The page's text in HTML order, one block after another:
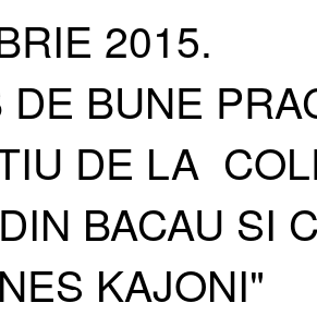
2015.
DE BUNE
DE LA
BACAU SI
KAJONI"​